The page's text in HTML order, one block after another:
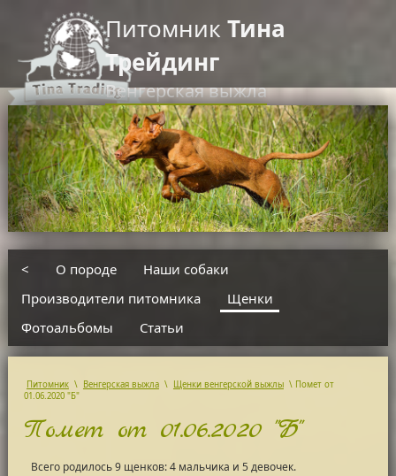
Питомник Тина
Трейдинг
Венгерская выжла
RU EN
введите текст для поиска
< О породе
Наши собаки
Производители питомника
Щенки
Фотоальбомы
Статьи
Питомник \ Венгерская выжла \ Щенки венгерской выжлы \ Помет от
01.06.2020 "Б"
Помет от 01.06.2020 "Б"
Всего родилось 9 щенков: 4 мальчика и 5 девочек.